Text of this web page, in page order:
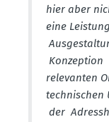
hier aber
eine
Konzeption
relevanten
techni­schen
der